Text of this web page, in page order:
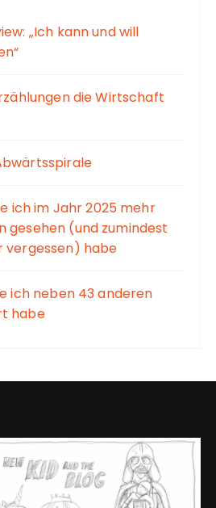
„Ich kann und will
die Wirtschaft
ich im Jahr 2025 mehr
gesehen (und zumindest
vergessen) habe
ich neben 43 anderen
habe